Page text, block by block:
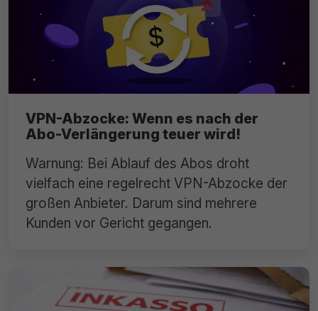
VPN-Abzocke: Wenn es nach der
Abo-Verlängerung teuer wird!
Warnung: Bei Ablauf des Abos droht
vielfach eine regelrecht VPN-Abzocke der
großen Anbieter. Darum sind mehrere
Kunden vor Gericht gegangen.